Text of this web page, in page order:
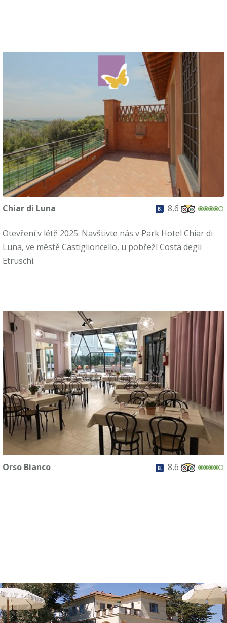
Chiar di Luna 8,6
Otevření v létě 2025. Navštivte nás v Park Hotel Chiar di
Luna, ve městě Castiglioncello, u pobřeží Costa degli
Etruschi.
Orso Bianco 8,6